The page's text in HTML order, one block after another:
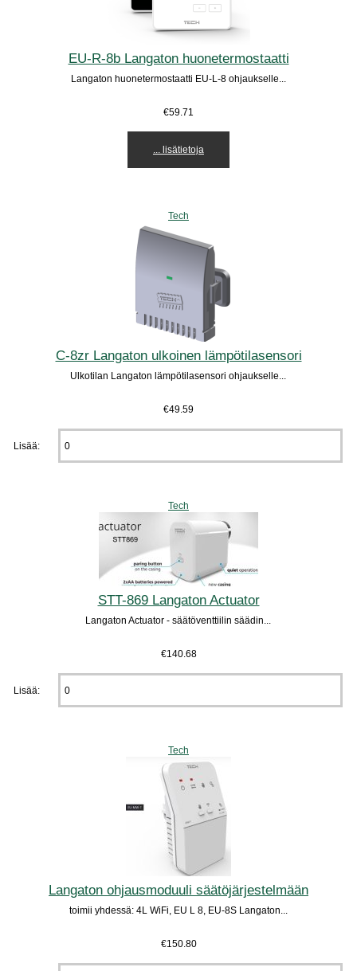
EU-R-8b Langaton huonetermostaatti
Langaton huonetermostaatti EU-L-8 ohjaukselle...
€59.71
... lisätietoja
Tech
C-8zr Langaton ulkoinen lämpötilasensori
Ulkotilan Langaton lämpötilasensori ohjaukselle...
€49.59
Lisää:
Tech
STT-869 Langaton Actuator
Langaton Actuator - säätöventtiilin säädin...
€140.68
Lisää:
Tech
Langaton ohjausmoduuli säätöjärjestelmään
toimii yhdessä: 4L WiFi, EU L 8, EU-8S Langaton...
€150.80